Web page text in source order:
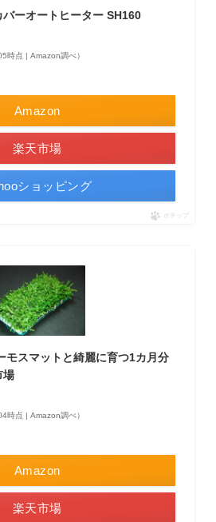
ーオートヒーター SH160
時点 | Amazon調べ）
Amazon
楽天市場
ショッピング
ポチップ
モスマットと綺麗に育つ1カ月分
場
時点 | Amazon調べ）
Amazon
楽天市場